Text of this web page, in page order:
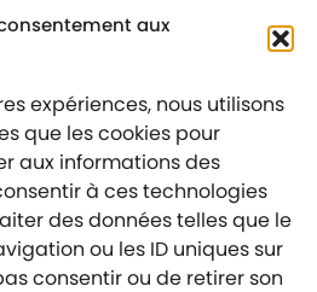
aux
expériences, nous utilisons
que les cookies pour
aux informations des
à ces technologies
des données telles que le
ou les ID uniques sur
consentir ou de retirer son
de nous
GRAGLIA
légales
de confidentialité